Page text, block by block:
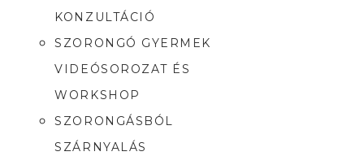
KONZULTÁCIÓ
SZORONGÓ GYERMEK
VIDEÓSOROZAT ÉS
WORKSHOP
SZORONGÁSBÓL
SZÁRNYALÁS